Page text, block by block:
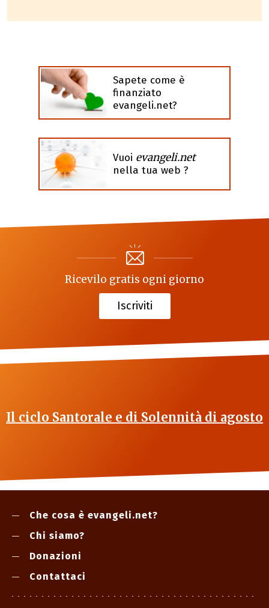
Sapete come è
finanziato
evangeli.net?
Vuoi evangeli.net
nella tua web ?
Ricevilo gratis ogni giorno
Iscriviti
Il ciclo Santorale e di Solennità di agosto
Che cosa è evangeli.net?
Chi siamo?
Donazioni
Contattaci